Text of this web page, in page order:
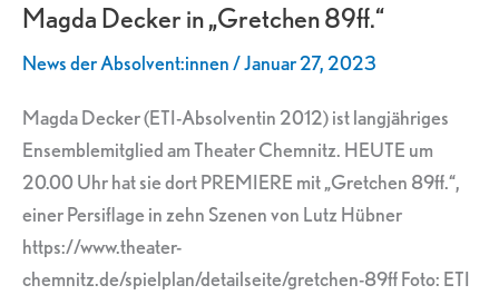
Magda Decker in „Gretchen 89ff.“
News der Absolvent:innen/Januar 27, 2023
Magda Decker (ETI-Absolventin 2012) ist langjähriges
Ensemblemitglied am Theater Chemnitz. HEUTE um
20.00 Uhr hat sie dort PREMIERE mit „Gretchen 89ff.“,
einer Persiflage in zehn Szenen von Lutz Hübner
https://www.theater-
chemnitz.de/spielplan/detailseite/gretchen-89ff Foto: ETI
in